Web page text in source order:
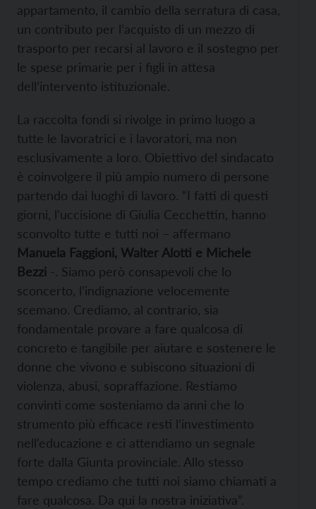
appartamento, il cambio della serratura di casa,
un contributo per l’acquisto di un mezzo di
trasporto per recarsi al lavoro e il sostegno per
le spese primarie per i figli in attesa
dell’intervento istituzionale.
La raccolta fondi si rivolge in primo luogo a
tutte le lavoratrici e i lavoratori, ma non
esclusivamente a loro. Obiettivo del sindacato
è coinvolgere il più ampio numero di persone
partendo dai luoghi di lavoro. “I fatti di questi
giorni, l’uccisione di Giulia Cecchettin, hanno
sconvolto tutte e tutti noi – affermano
Manuela Faggioni, Walter Alotti e Michele
Bezzi -. Siamo però consapevoli che lo
sconcerto, l’indignazione velocemente
scemano. Crediamo, al contrario, sia
fondamentale provare a fare qualcosa di
concreto e tangibile per aiutare e sostenere le
donne che vivono e subiscono situazioni di
violenza, abusi, sopraffazione. Restiamo
convinti come sosteniamo da anni che lo
strumento più efficace resti l’investimento
nell’educazione e ci attendiamo un segnale
forte dalla Giunta provinciale. Allo stesso
tempo crediamo che tutti noi siamo chiamati a
fare qualcosa. Da qui la nostra iniziativa”.